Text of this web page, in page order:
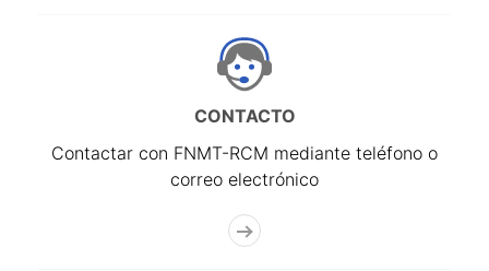
CONTACTO
Contactar con FNMT-RCM mediante teléfono o
correo electrónico